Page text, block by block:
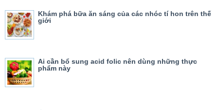
Khám phá bữa ăn sáng của các nhóc tí hon trên thế
giới
Ai cần bổ sung acid folic nên dùng những thực
phẩm này